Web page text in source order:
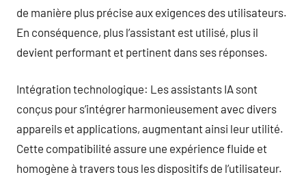
de manière plus précise aux exigences des utilisateurs.
En conséquence, plus l’assistant est utilisé, plus il
devient performant et pertinent dans ses réponses.
Intégration technologique: Les assistants IA sont
conçus pour s’intégrer harmonieusement avec divers
appareils et applications, augmentant ainsi leur utilité.
Cette compatibilité assure une expérience fluide et
homogène à travers tous les dispositifs de l’utilisateur.